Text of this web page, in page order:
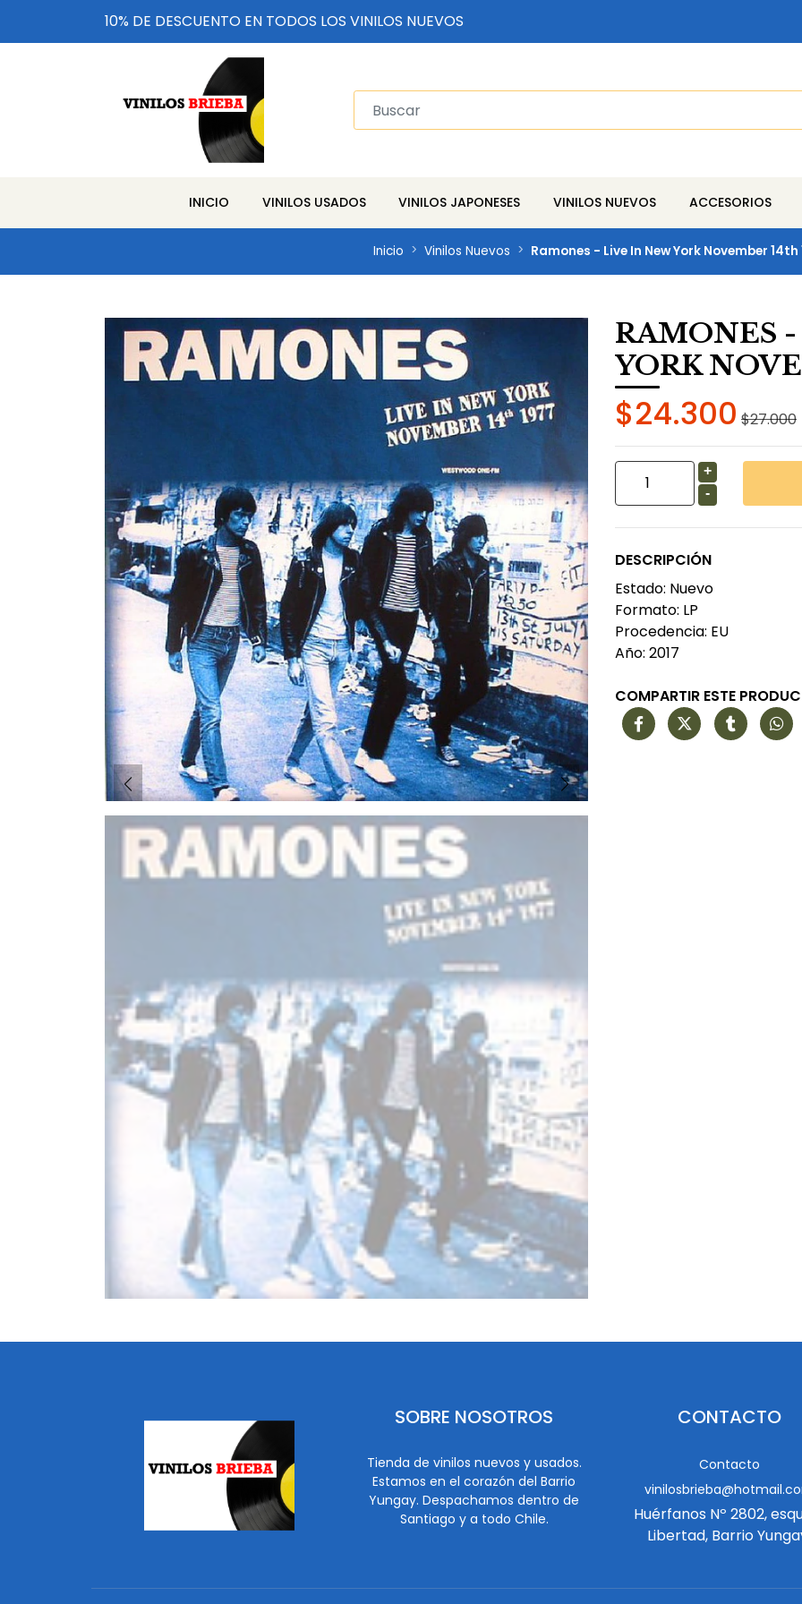
10% DE DESCUENTO EN TODOS LOS VINILOS NUEVOS
INICIO VINILOS USADOS VINILOS JAPONESES VINILOS NUEVOS ACCESORIOS
Inicio Vinilos Nuevos Ramones - Live In New York November 14th
RAMONES
YORK
$24.300 $27.000
+
-
DESCRIPCIÓN
Estado: Nuevo
Formato: LP
Procedencia: EU
Año: 2017
COMPARTIR ESTE
SOBRE NOSOTROS
Tienda de vinilos nuevos y usados.
Estamos en el corazón del Barrio
Yungay. Despachamos dentro de
Santiago y a todo Chile.
CONTACTO
Contacto
Huérfanos Nº 2802,
Libertad, Barrio